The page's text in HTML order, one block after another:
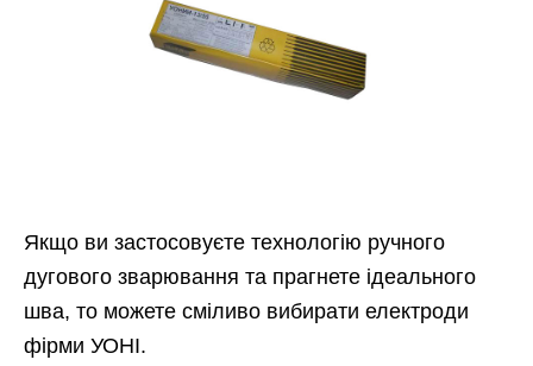
Якщо ви застосовуєте технологію ручного
дугового зварювання та прагнете ідеального
шва, то можете сміливо вибирати електроди
фірми УОНІ.